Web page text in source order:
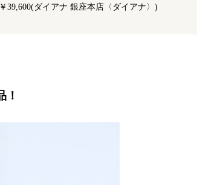
ダイアナ 銀座本店〈ダイアナ〉)
！